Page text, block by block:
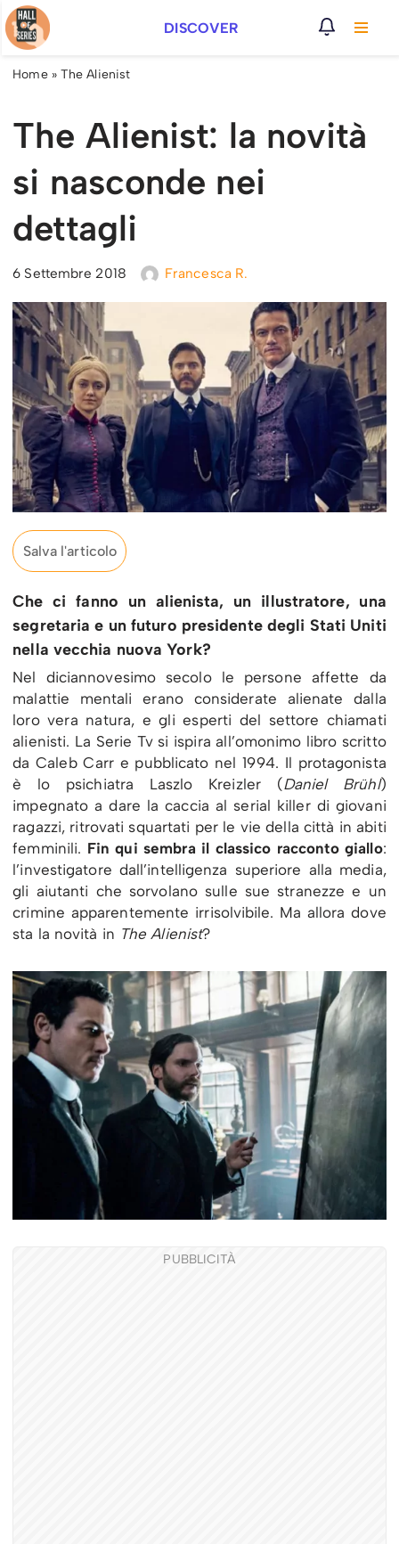
Vai
al
DISCOVER
Home» The Alienist
The Alienist: la novità
si nasconde nei
dettagli
6 Settembre 2018 Francesca R.
Salva l'articolo
Che ci fanno un alienista, un illustratore, una
segretaria e un futuro presidente degli Stati Uniti
nella vecchia nuova York?
Nel diciannovesimo secolo le persone affette da
malattie mentali erano considerate alienate dalla
loro vera natura, e gli esperti del settore chiamati
alienisti. La Serie Tv si ispira all’omonimo libro scritto
da Caleb Carr e pubblicato nel 1994. Il protagonista
è lo psichiatra Laszlo Kreizler (Daniel Brühl)
impegnato a dare la caccia al serial killer di giovani
ragazzi, ritrovati squartati per le vie della città in abiti
femminili. Fin qui sembra il classico racconto giallo:
l’investigatore dall’intelligenza superiore alla media,
gli aiutanti che sorvolano sulle sue stranezze e un
crimine apparentemente irrisolvibile. Ma allora dove
sta la novità in The Alienist?
PUBBLICITÀ